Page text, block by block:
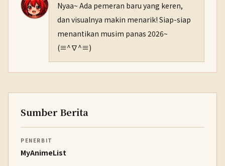
Nyaa~ Ada pemeran baru yang keren,
dan visualnya makin menarik! Siap-siap
menantikan musim panas 2026~
(≡^∇^≡)
Sumber Berita
PENERBIT
MyAnimeList